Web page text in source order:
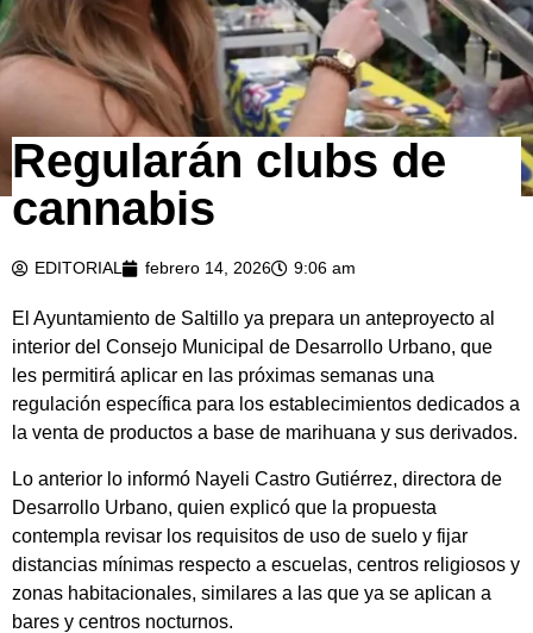
Regularán clubs de
cannabis
EDITORIAL febrero 14, 2026 9:06 am
El Ayuntamiento de Saltillo ya prepara un anteproyecto al
interior del Consejo Municipal de Desarrollo Urbano, que
les permitirá aplicar en las próximas semanas una
regulación específica para los establecimientos dedicados a
la venta de productos a base de marihuana y sus derivados.
Lo anterior lo informó Nayeli Castro Gutiérrez, directora de
Desarrollo Urbano, quien explicó que la propuesta
contempla revisar los requisitos de uso de suelo y fijar
distancias mínimas respecto a escuelas, centros religiosos y
zonas habitacionales, similares a las que ya se aplican a
bares y centros nocturnos.